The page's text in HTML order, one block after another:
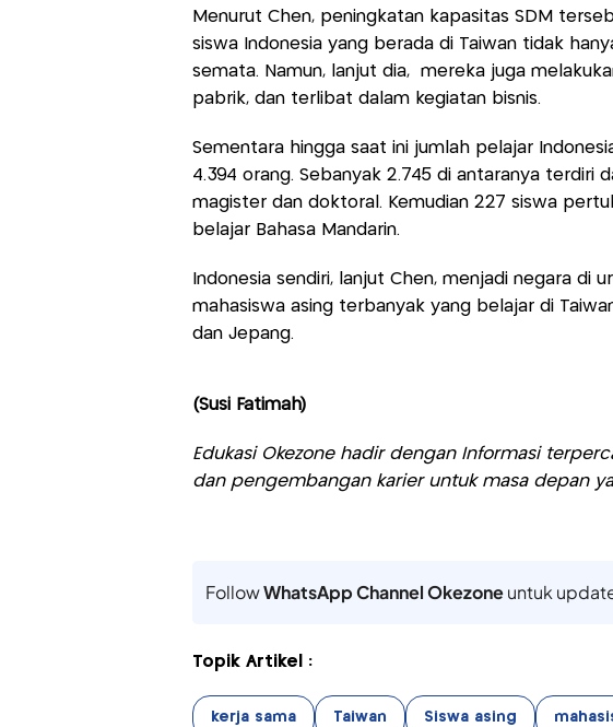
Menurut Chen, peningkatan kapasitas SDM
siswa Indonesia yang berada di Taiwan tidak
semata. Namun, lanjut dia, mereka juga
pabrik, dan terlibat dalam kegiatan bisnis.
Sementara hingga saat ini jumlah pelajar
4.394 orang. Sebanyak 2.745 di antaranya terdiri
magister dan doktoral. Kemudian 227 siswa
belajar Bahasa Mandarin.
Indonesia sendiri, lanjut Chen, menjadi negara di
mahasiswa asing terbanyak yang belajar di
dan Jepang.
(Susi Fatimah)
Edukasi Okezone hadir dengan Informasi
dan pengembangan karier untuk masa depan
FollowWhatsApp Channel Okezoneuntuk
Topik Artikel :
kerja sama Taiwan Siswa asing